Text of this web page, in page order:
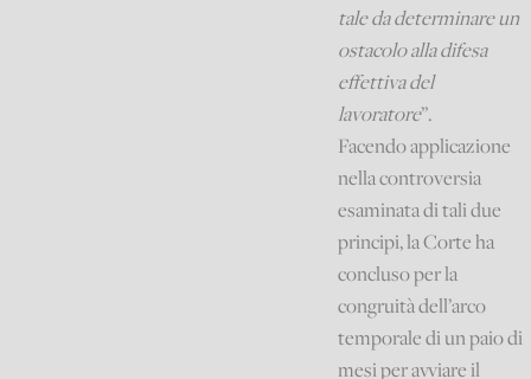
tale da determinare un
ostacolo alla difesa
effettiva del
lavoratore”.
Facendo applicazione
nella controversia
esaminata di tali due
principi, la Corte ha
concluso per la
congruità dell’arco
temporale di un paio di
mesi per avviare il